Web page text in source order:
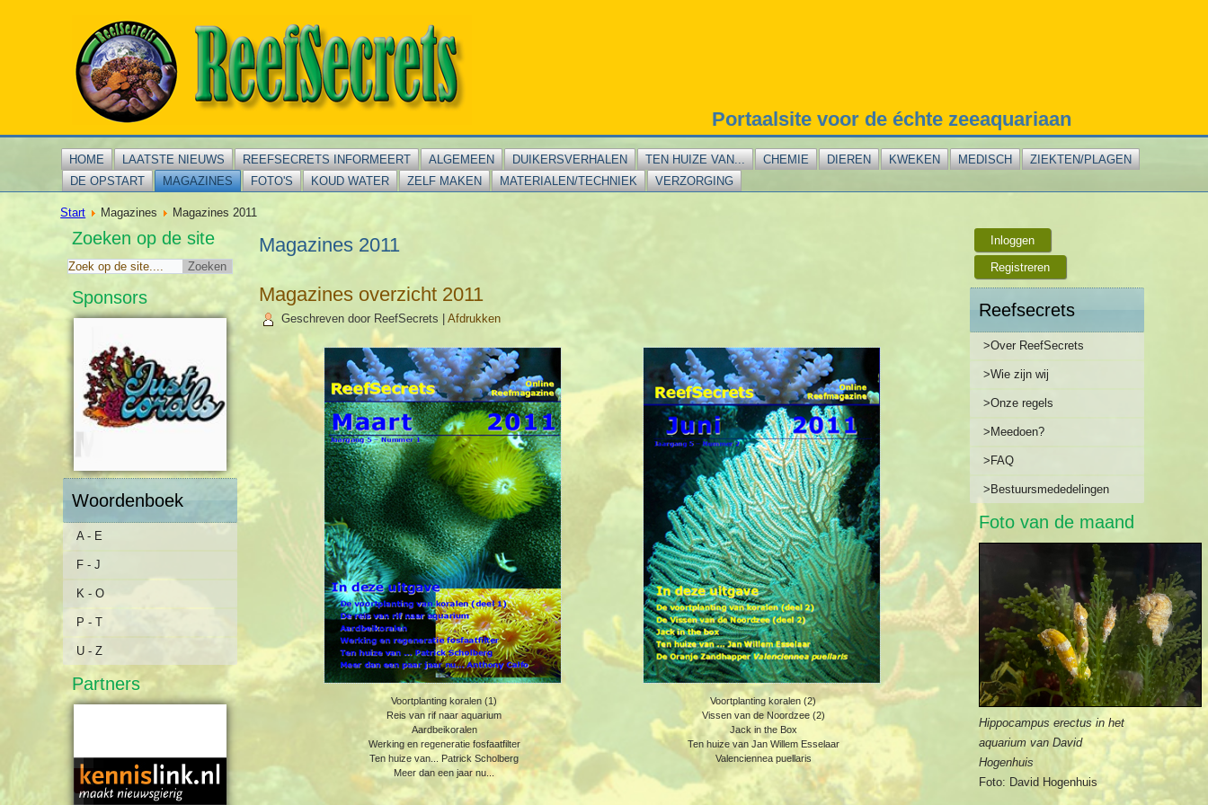
Portaalsite voor de échte zeeaquariaan
HOME LAATSTE NIEUWS REEFSECRETS INFORMEERT ALGEMEEN DUIKERSVERHALEN TEN HUIZE VAN... CHEMIE DIEREN KWEKEN MEDISCH
ZIEKTEN/PLAGEN
DE OPSTART
MAGAZINES FOTO'S KOUD WATER ZELF MAKEN MATERIALEN/TECHNIEK VERZORGING
Start Magazines Magazines 2011
Zoeken op de site
Sponsors
Woordenboek
A - E
F - J
K - O
P - T
U - Z
Partners
Magazines 2011
Magazines overzicht 2011
Geschreven door ReefSecrets |Afdrukken
Voortplanting koralen (1)
Reis van rif naar aquarium
Aardbeikoralen
Werking en regeneratie fosfaatfilter
Ten huize van... Patrick Scholberg
Meer dan een jaar nu...
Voortplanting koralen (2)
Vissen van de Noordzee (2)
Jack in the Box
Ten huize van Jan Willem Esselaar
Valenciennea puellaris
Inloggen
Registreren
Reefsecrets
>Over ReefSecrets
>Wie zijn wij
>Onze regels
>Meedoen?
>FAQ
>Bestuursmededelingen
Foto van de maand
Hippocampus erectus in het
aquarium van David
Hogenhuis
Foto: David Hogenhuis